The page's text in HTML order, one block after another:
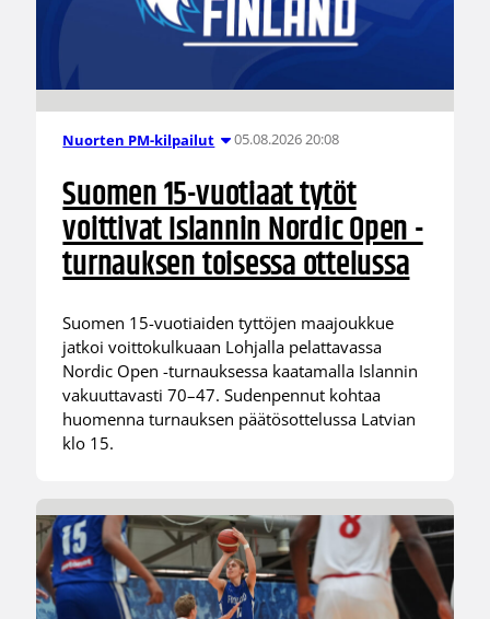
Nuorten PM-kilpailut 05.08.2026 20:08
Suomen 15-vuotiaat tytöt
voittivat Islannin Nordic Open -
turnauksen toisessa ottelussa
Suomen 15-vuotiaiden tyttöjen maajoukkue
jatkoi voittokulkuaan Lohjalla pelattavassa
Nordic Open -turnauksessa kaatamalla Islannin
vakuuttavasti 70–47. Sudenpennut kohtaa
huomenna turnauksen päätösottelussa Latvian
klo 15.